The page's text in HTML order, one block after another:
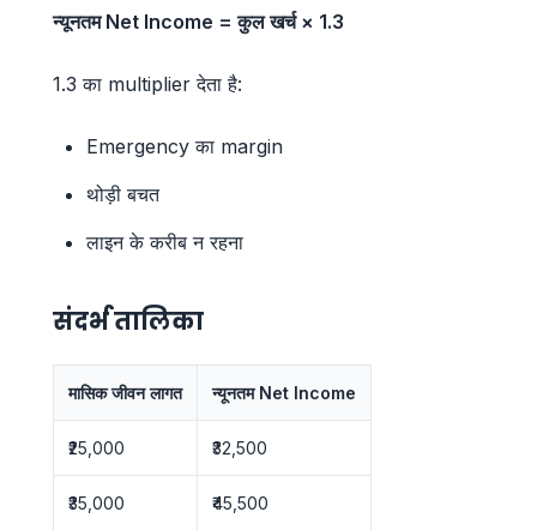
न्यूनतम Net Income = कुल खर्च × 1.3
1.3 का multiplier देता है:
Emergency का margin
थोड़ी बचत
लाइन के करीब न रहना
संदर्भ तालिका
मासिक जीवन लागत न्यूनतम Net Income
₹25,000 ₹32,500
₹35,000 ₹45,500